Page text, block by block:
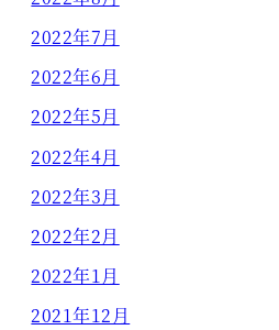
2022年7月
2022年6月
2022年5月
2022年4月
2022年3月
2022年2月
2022年1月
2021年12月